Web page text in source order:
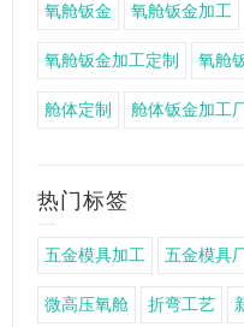
氧舱钣金 氧舱钣金加工
氧舱钣金加工定制 氧舱
舱体定制 舱体钣金加工
热门标签
五金模具加工 五金模具
微高压氧舱 折弯工艺